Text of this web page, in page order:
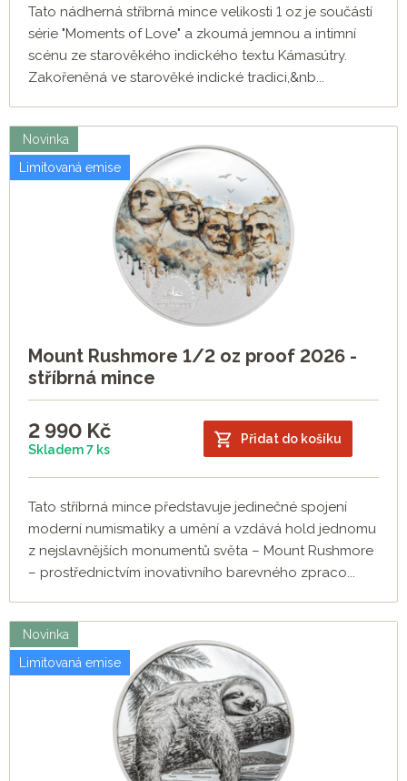
Tato nádherná stříbrná mince velikosti 1 oz je součástí
série "Moments of Love" a zkoumá jemnou a intimní
scénu ze starověkého indického textu Kámasútry.
Zakořeněná ve starověké indické tradici,&nb...
Novinka
Limitovaná emise
Mount Rushmore 1/2 oz proof 2026 -
stříbrná mince
2 990 Kč
Skladem 7 ks
Přidat do košíku
Tato stříbrná mince představuje jedinečné spojení
moderní numismatiky a umění a vzdává hold jednomu
z nejslavnějších monumentů světa – Mount Rushmore
– prostřednictvím inovativního barevného zpraco...
Novinka
Limitovaná emise